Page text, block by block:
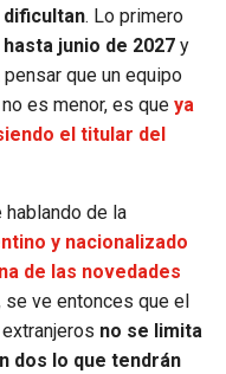
dificultan. Lo primero
junio de 2027 y
que un equipo
es menor, es que ya
el titular del
de la
y nacionalizado
de las novedades
ve entonces que el
no se limita
dos lo que tendrán